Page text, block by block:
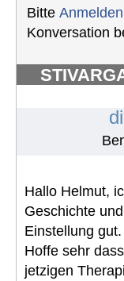
Bitte Anmelden
Konversation
Hallo Helmut,
Geschichte
Einstellung
Hoffe sehr
jetzigen